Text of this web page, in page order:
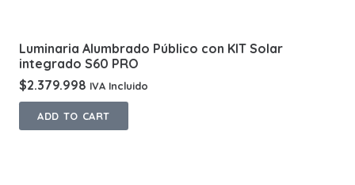
Luminaria Alumbrado Público con KIT Solar
integrado S60 PRO
$2.379.998 IVA Incluido
ADD TO CART